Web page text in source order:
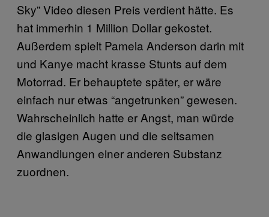
Sky” Video diesen Preis verdient hätte. Es
hat immerhin 1 Million Dollar gekostet.
Außerdem spielt Pamela Anderson darin mit
und Kanye macht krasse Stunts auf dem
Motorrad. Er behauptete später, er wäre
einfach nur etwas “angetrunken” gewesen.
Wahrscheinlich hatte er Angst, man würde
die glasigen Augen und die seltsamen
Anwandlungen einer anderen Substanz
zuordnen.